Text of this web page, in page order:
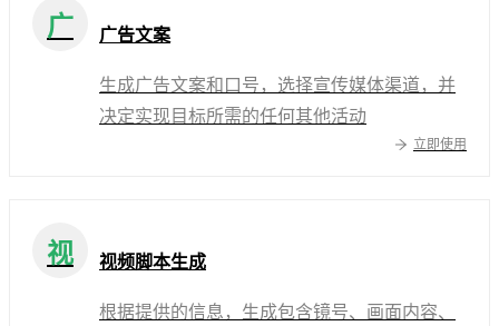
广 广告文案
生成广告文案和口号，选择宣传媒体渠道，并
决定实现目标所需的任何其他活动
立即使用
视 视频脚本生成
根据提供的信息，生成包含镜号、画面内容、